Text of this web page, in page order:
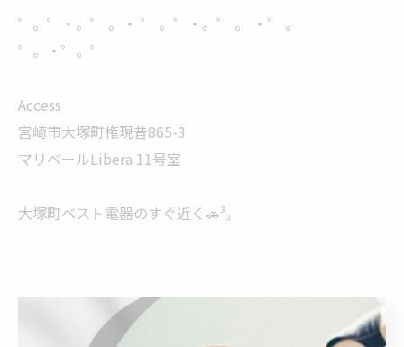
゜。゜・。゜ 。・ ゜ 。゜・。゜ 。 ・゜ 。
゜。・゜。゜
Access
宮崎市大塚町権現昔865-3
マリベールLibera 11号室
大塚町ベスト電器のすぐ近く🚗³₃